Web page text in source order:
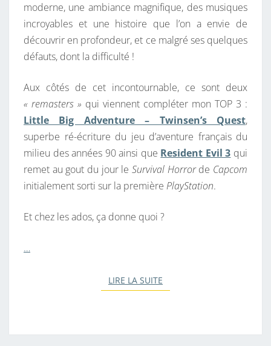
moderne, une ambiance magnifique, des musiques
incroyables et une histoire que l’on a envie de
découvrir en profondeur, et ce malgré ses quelques
défauts, dont la difficulté !
Aux côtés de cet incontournable, ce sont deux
« remasters » qui viennent compléter mon TOP 3 :
Little Big Adventure – Twinsen’s Quest,
superbe ré-écriture du jeu d’aventure français du
milieu des années 90 ainsi que Resident Evil 3 qui
remet au gout du jour le Survival Horrorde Capcom
initialement sorti sur la première PlayStation.
Et chez les ados, ça donne quoi ?
…
LIRE LA SUITE